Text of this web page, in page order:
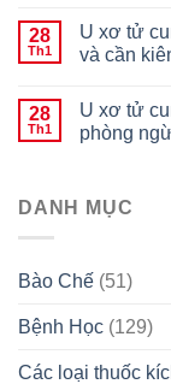
28
Th1
U xơ tử
và cần
28
Th1
U xơ tử
phòng
DANH MỤC
Bào Chế (51)
Bệnh Học (129)
Các loại thuốc